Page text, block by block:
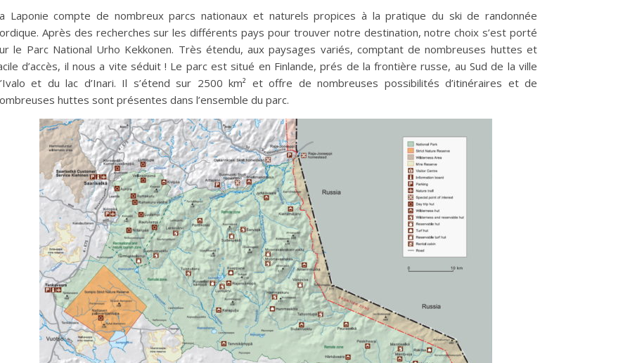
Laponie compte de nombreux parcs nationaux et naturels propices à la pratique du ski de randonnée
Après des recherches sur les différents pays pour trouver notre destination, notre choix s’est porté
le Parc National Urho Kekkonen. Très étendu, aux paysages variés, comptant de nombreuses huttes et
d’accès, il nous a vite séduit ! Le parc est situé en Finlande, prés de la frontière russe, au Sud de la ville
et du lac d’Inari. Il s’étend sur 2500 km² et offre de nombreuses possibilités d’itinéraires et de
huttes sont présentes dans l’ensemble du parc.